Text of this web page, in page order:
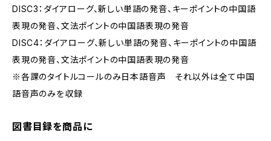
DISC3：ダイアローグ、新しい単語の発音、キーポイントの中国語
表現の発音、文法ポイントの中国語表現の発音
DISC4：ダイアローグ、新しい単語の発音、キーポイントの中国語
表現の発音、文法ポイントの中国語表現の発音
※各課のタイトルコールのみ日本語音声 それ以外は全て中国
語音声のみを収録
図書目録を商品に